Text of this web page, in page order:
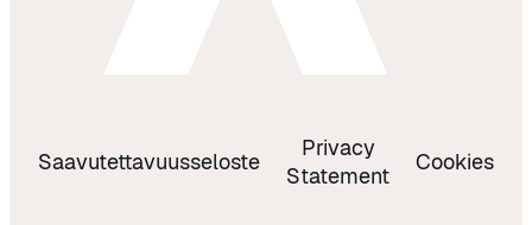
Saavutettavuusseloste
Privacy
Statement
Cookies